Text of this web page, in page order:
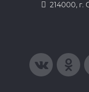
214000, г.